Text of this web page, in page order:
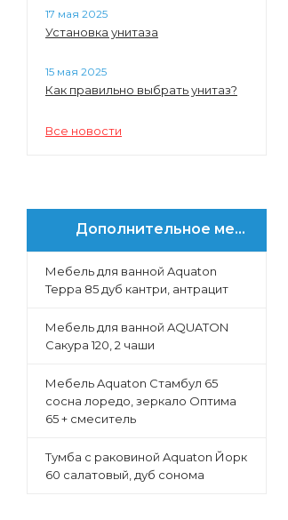
17 мая 2025
Установка унитаза
15 мая 2025
Как правильно выбрать унитаз?
Все новости
Дополнительное меню
Мебель для ванной Aquaton
Терра 85 дуб кантри, антрацит
Мебель для ванной AQUATON
Сакура 120, 2 чаши
Мебель Aquaton Стамбул 65
сосна лоредо, зеркало Оптима
65 + смеситель
Тумба с раковиной Aquaton Йорк
60 салатовый, дуб сонома